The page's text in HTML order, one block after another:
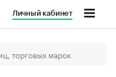
Личный кабинет